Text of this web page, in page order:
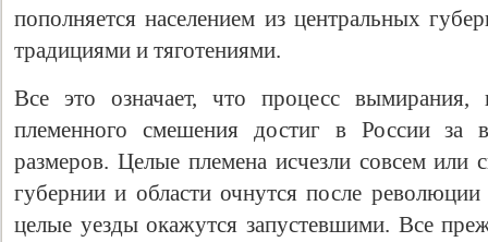
пополняется населением из центральных
традициями и тяготениями.
Все это означает, что процесс вымирания,
племенного смешения достиг в России за
размеров. Целые племена исчезли совсем или
губернии и области очнутся после
целые уезды окажутся запустевшими. Все